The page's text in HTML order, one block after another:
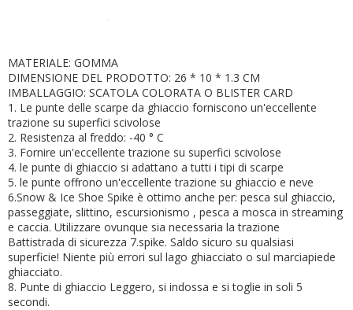
MATERIALE: GOMMA
DIMENSIONE DEL PRODOTTO: 26 * 10 * 1.3 CM
IMBALLAGGIO: SCATOLA COLORATA O BLISTER CARD
1. Le punte delle scarpe da ghiaccio forniscono un'eccellente
trazione su superfici scivolose
2. Resistenza al freddo: -40 ° C
3. Fornire un'eccellente trazione su superfici scivolose
4. le punte di ghiaccio si adattano a tutti i tipi di scarpe
5. le punte offrono un'eccellente trazione su ghiaccio e neve
6.Snow & Ice Shoe Spike è ottimo anche per: pesca sul ghiaccio,
passeggiate, slittino, escursionismo , pesca a mosca in streaming
e caccia. Utilizzare ovunque sia necessaria la trazione
Battistrada di sicurezza 7.spike. Saldo sicuro su qualsiasi
superficie! Niente più errori sul lago ghiacciato o sul marciapiede
ghiacciato.
8. Punte di ghiaccio Leggero, si indossa e si toglie in soli 5
secondi.